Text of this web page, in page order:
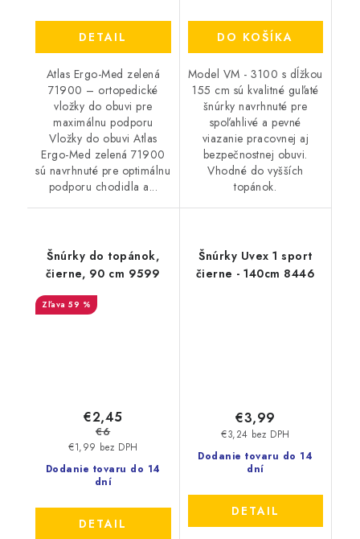
DETAIL
Atlas Ergo-Med zelená
71900 – ortopedické
vložky do obuvi pre
maximálnu podporu
Vložky do obuvi Atlas
Ergo-Med zelená 71900
sú navrhnuté pre optimálnu
podporu chodidla a...
DO KOŠÍKA
Model VM - 3100 s dĺžkou
155 cm sú kvalitné guľaté
šnúrky navrhnuté pre
spoľahlivé a pevné
viazanie pracovnej aj
bezpečnostnej obuvi.
Vhodné do vyšších
topánok.
Šnúrky do topánok,
čierne, 90 cm 9599
59 %
Dodanie tovaru do 14
dní
€1,99 bez DPH
€2,45
€6
DETAIL
Šnúrky Uvex 1 sport
čierne - 140cm 8446
Dodanie tovaru do 14
dní
€3,24 bez DPH
€3,99
DETAIL